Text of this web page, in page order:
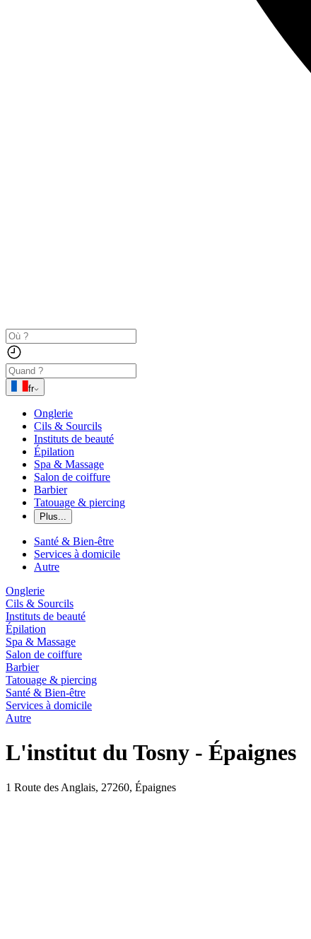
fr
Onglerie
Cils & Sourcils
Instituts de beauté
Épilation
Spa & Massage
Salon de coiffure
Barbier
Tatouage & piercing
Plus...
Santé & Bien-être
Services à domicile
Autre
Onglerie
Cils & Sourcils
Instituts de beauté
Épilation
Spa & Massage
Salon de coiffure
Barbier
Tatouage & piercing
Santé & Bien-être
Services à domicile
Autre
L'institut du Tosny - Épaignes
1 Route des Anglais, 27260, Épaignes